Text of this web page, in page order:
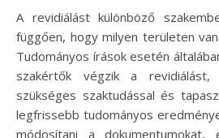
A revidiálást különböző
függően, hogy milyen területen
Tudományos írások esetén
szakértők végzik a revidiálást,
szükséges szaktudással és
legfrissebb tudományos
módosítani a dokumentumokat,